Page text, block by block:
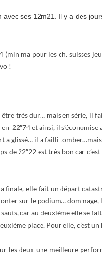
avec ses 12m21. Il y a des
pour les ch. suisses
!
très dur… mais en série, il
22″74 et ainsi, il s’économise
a glissé… il a failli
de 22″22 est très bon car
finale, elle fait un départ
sur le podium… dommage,
car au deuxième elle se
place. Pour elle, c’est
deux une meilleure